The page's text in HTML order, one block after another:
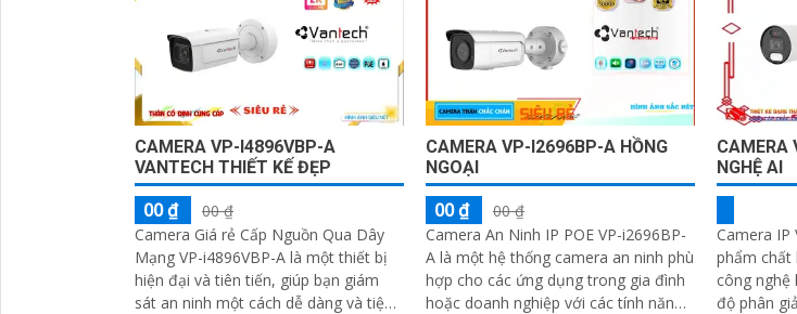
CAMERA VP-I4896VBP-A
VANTECH THIẾT KẾ ĐẸP
00 ₫
00 ₫
Camera Giá rẻ Cấp Nguồn Qua Dây
Mạng VP-i4896VBP-A là một thiết bị
hiện đại và tiên tiến, giúp bạn giám
sát an ninh một cách dễ dàng và tiện
CAMERA VP-I2696BP-A HỒNG
NGOẠI
00 ₫
00 ₫
Camera An Ninh IP POE VP-i2696BP-
A là một hệ thống camera an ninh phù
hợp cho các ứng dụng trong gia đình
hoặc doanh nghiệp với các tính năng
CAMERA
NGHỆ AI
Camera IP
phẩm
công nghệ
độ phân